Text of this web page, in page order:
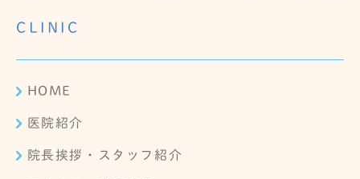
CLINIC
HOME
医院紹介
院長挨拶・スタッフ紹介